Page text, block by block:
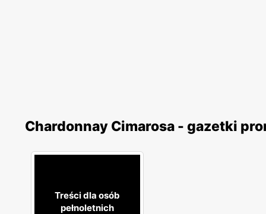
Chardonnay Cimarosa - gazetki
Treści dla osób
pełnoletnich